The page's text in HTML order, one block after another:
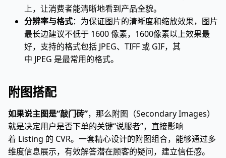
上，让消费者能清晰地看到产品全貌。
分辨率与格式：为保证图片的清晰度和缩放效果，图片
最长边建议不低于 1600 像素，1600像素以上效果最
好，支持的格式包括 JPEG、TIFF 或 GIF，其
中 JPEG 是最常用的格式。
附图搭配
如果说主图是“敲门砖”，那么附图（Secondary Images）
就是决定用户是否下单的关键“说服者”，直接影响
着 Listing 的 CVR。一套精心设计的附图组合，能够通过多
维度信息展示，有效解答潜在顾客的疑问，建立信任感。